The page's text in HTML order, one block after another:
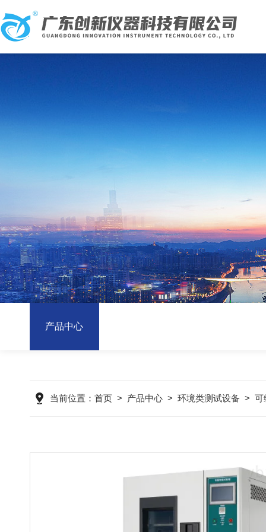
产品中心
当前位置： 首页 > 产品中心 > 环境类测试设备 > 可